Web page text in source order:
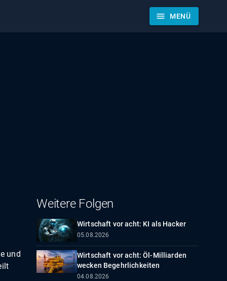
menu MENÜ
und
Weitere Folgen
Wirtschaft vor acht: KI als Hacker
05.08.2026
Wirtschaft vor acht: Öl-Milliarden
wecken Begehrlichkeiten
04.08.2026